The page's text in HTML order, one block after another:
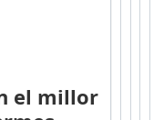
el millor